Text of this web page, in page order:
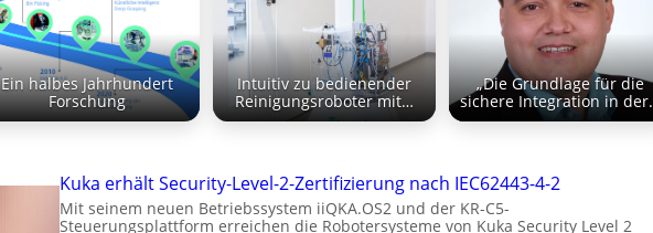
Ein halbes Jahrhundert
Forschung
Intuitiv zu bedienender
Reinigungsroboter mit…
„Die Grundlage für die
sichere Integration in
Kuka erhält Security-Level-2-Zertifizierung nach IEC62443-4-2
Mit seinem neuen Betriebssystem iiQKA.OS2 und der KR-C5-
Steuerungsplattform erreichen die Robotersysteme von Kuka Security Level 2